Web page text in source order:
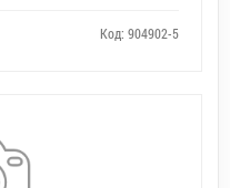
Код: 904902-5